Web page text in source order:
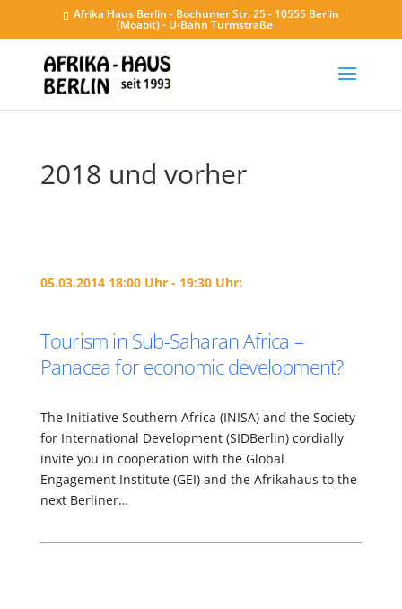
Afrika Haus Berlin - Bochumer Str. 25 - 10555 Berlin
(Moabit) - U-Bahn Turmstraße
2018 und vorher
05.03.2014 18:00 Uhr - 19:30 Uhr:
Tourism in Sub-Saharan Africa –
Panacea for economic development?
The Initiative Southern Africa (INISA) and the Society
for International Development (SIDBerlin) cordially
invite you in cooperation with the Global
Engagement Institute (GEI) and the Afrikahaus to the
next Berliner…